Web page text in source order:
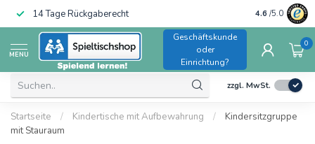
14 Tage Rückgaberecht Trusted
4.6 /5.0
MENU
Geschäftskunde
oder
Einrichtung?
0
zzgl. MwSt.
Startseite / Kindertische mit Aufbewahrung /
Kindersitzgruppe
mit Stauraum